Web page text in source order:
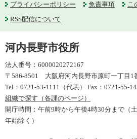
プライバシーポリシー 免責事項
こ
RSS配信について
河内長野市役所
法人番号：6000020272167
〒586-8501 大阪府河内長野市原町一丁目1
Tel：0721-53-1111（代表） Fax：0721-55-
組織で探す（各課のページ）
開庁時間：午前9時から午後4時30分まで（
年始除く）